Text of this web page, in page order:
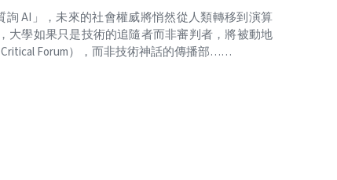
AI」，未來的社會權威將悄然從人類轉移到演算
大學如果只是技術的追隨者而非審判者，將被動地
Forum），而非技術神話的傳播部……